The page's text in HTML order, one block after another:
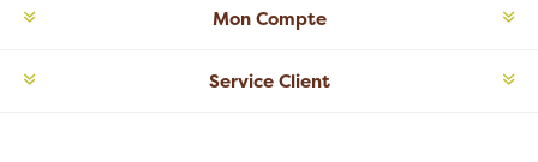
Mon Compte
Service Client